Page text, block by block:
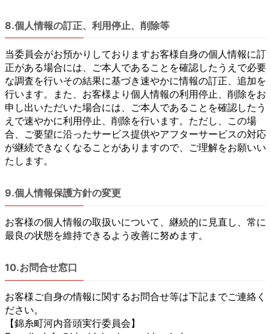
8.個人情報の訂正、利用停止、削除等
当委員会がお預かりしておりますお客様自身の個人情報に訂
正がある場合には、ご本人であることを確認したうえで必要
な調査を行いその結果に基づき速やかに情報の訂正、追加を
行います。また、お客様より個人情報の利用停止、削除をお
申し出いただいた場合には、ご本人であることを確認したう
えで速やかに利用停止、削除を行います。ただし、この場
合、ご要望に沿ったサービス提供やアフターサービスの対応
が継続できなくなることがありますので、ご理解をお願いい
たします。
9.個人情報保護方針の変更
お客様の個人情報の取扱いについて、継続的に見直し、常に
最良の状態を維持できるよう改善に努めます。
10.お問合せ窓口
お客様ご自身の情報に関するお問合せ等は下記までご連絡く
ださい。
【錦糸町河内音頭実行委員会】